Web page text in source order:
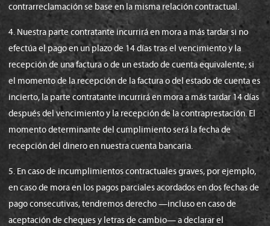
contrarreclamación se base en la misma relación contractual.
4. Nuestra parte contratante incurrirá en mora a más tardar si no
efectúa el pago en un plazo de 14 días tras el vencimiento y la
recepción de una factura o de un estado de cuenta equivalente; si
el momento de la recepción de la factura o del estado de cuenta es
incierto, la parte contratante incurrirá en mora a más tardar 14 días
después del vencimiento y la recepción de la contraprestación. El
momento determinante del cumplimiento será la fecha de
recepción del dinero en nuestra cuenta bancaria.
5. En caso de incumplimientos contractuales graves, por ejemplo,
en caso de mora en los pagos parciales acordados en dos fechas de
pago consecutivas, tendremos derecho —incluso en caso de
aceptación de cheques y letras de cambio— a declarar el